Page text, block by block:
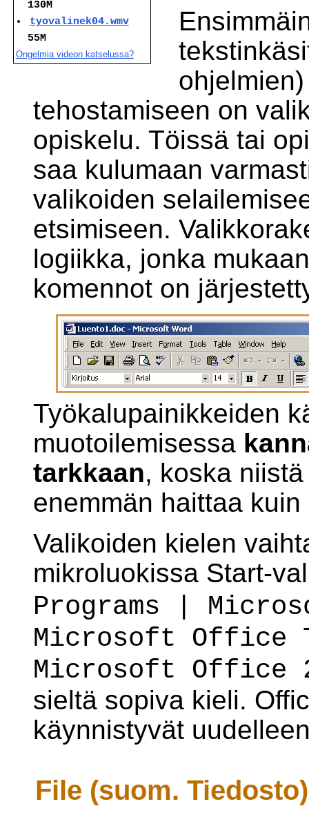
130M
tyovalinek04.wmv
55M
Ongelmia videon katselussa?
tehostamiseen on
opiskelu. Töissä tai
saa kulumaan
valikoiden
etsimiseen.
logiikka, jonka
komennot on
Työkalupainikkeiden
muotoilemisessa
tarkkaan, koska
enemmän haittaa kuin
Valikoiden kielen
mikroluokissa Start-
Programs |
Microsoft Office
Microsoft Office
sieltä sopiva kieli.
käynnistyvät
File (suom. Tiedosto)